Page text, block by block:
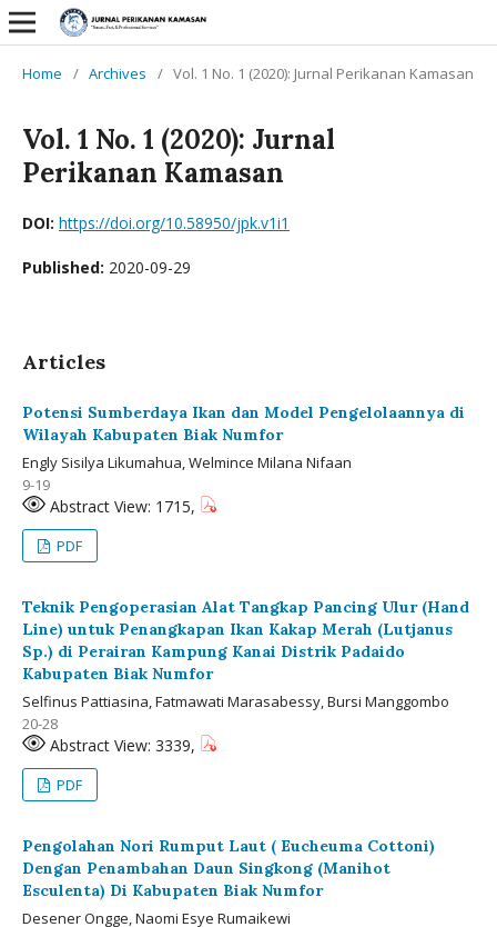
Home / Archives / Vol. 1 No. 1 (2020): Jurnal Perikanan Kamasan
Vol. 1 No. 1 (2020): Jurnal
Perikanan Kamasan
DOI: https://doi.org/10.58950/jpk.v1i1
Published: 2020-09-29
Articles
Potensi Sumberdaya Ikan dan Model Pengelolaannya di
Wilayah Kabupaten Biak Numfor
Engly Sisilya Likumahua, Welmince Milana Nifaan
9-19
Abstract View: 1715,
PDF
Teknik Pengoperasian Alat Tangkap Pancing Ulur (Hand
Line) untuk Penangkapan Ikan Kakap Merah (Lutjanus
Sp.) di Perairan Kampung Kanai Distrik Padaido
Kabupaten Biak Numfor
Selfinus Pattiasina, Fatmawati Marasabessy, Bursi Manggombo
20-28
Abstract View: 3339,
PDF
Pengolahan Nori Rumput Laut ( Eucheuma Cottoni)
Dengan Penambahan Daun Singkong (Manihot
Esculenta) Di Kabupaten Biak Numfor
Desener Ongge, Naomi Esye Rumaikewi